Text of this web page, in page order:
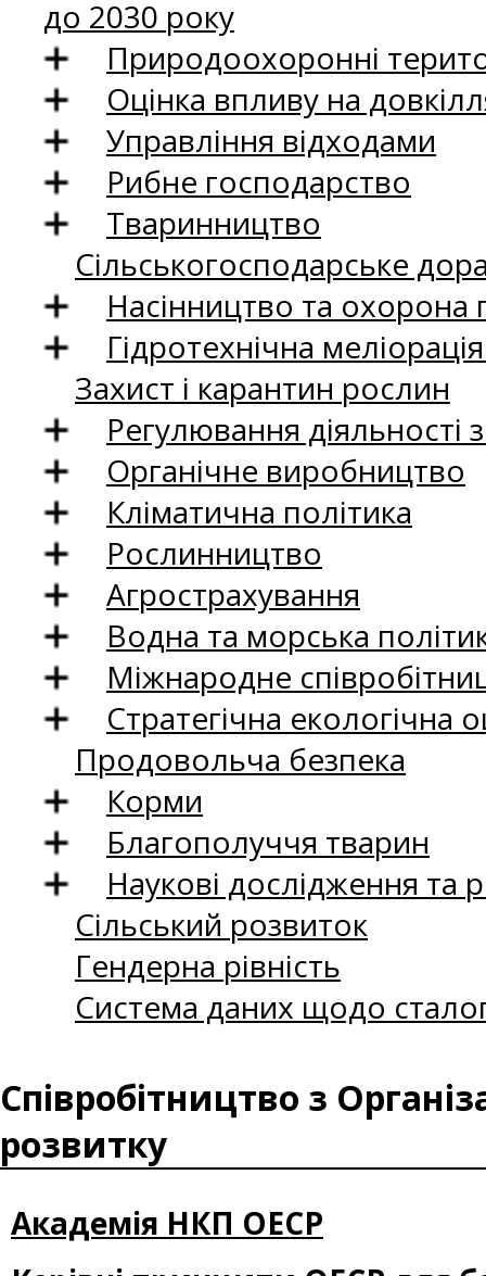
до 2030 року
Природоохоронні
Оцінка впливу на
Управління відходами
Рибне господарство
Тваринництво
Сільськогосподарське
Насінництво та
Гідротехнічна
Захист і карантин рослин
Регулювання
Органічне виробництво
Кліматична політика
Рослинництво
Агрострахування
Водна та морська
Міжнародне
Стратегічна екологічна
Продовольча безпека
Корми
Благополуччя тварин
Наукові дослідження та
Сільський розвиток
Гендерна рівність
Система даних щодо
Співробітництво з
розвитку
Академія НКП ОЕСР